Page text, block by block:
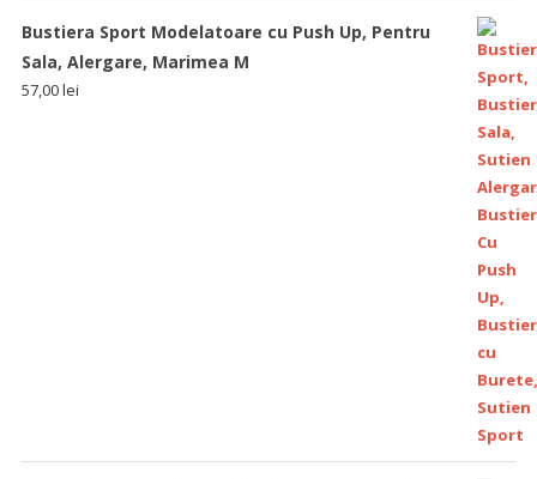
Bustiera Sport Modelatoare cu Push Up, Pentru
Sala, Alergare, Marimea M
57,00lei